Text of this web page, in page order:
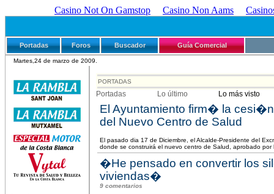
Casino Not On Gamstop Casino Non Aams
Portadas Foros Buscador Guía Comercial
Martes,24 de marzo de 2009.
PORTADAS
Portadas Lo último Lo más visto
El Ayuntamiento firm� la
del Nuevo Centro de Salud
El pasado dia 17 de Diciembre, el Alcalde-Presidente del
donde se construirá el nuevo centro de Salud, aprobado
�He pensado en convertir los
viviendas�
9 comentarios